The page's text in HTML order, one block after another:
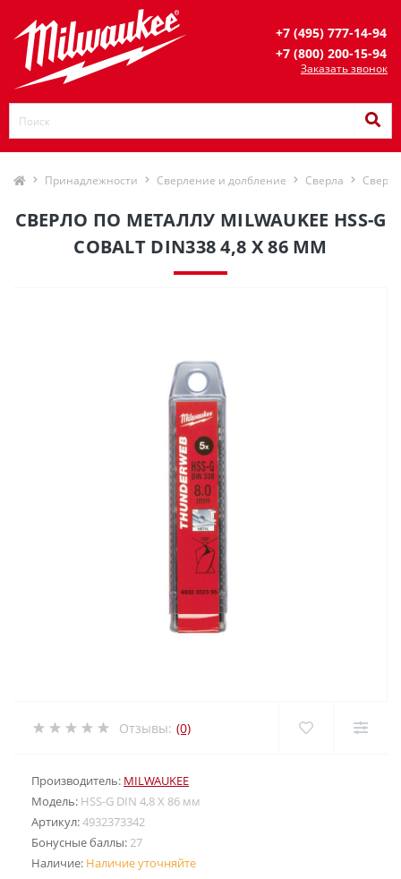
+7 (495) 777-14-94
+7 (800) 200-15-94
Заказать звонок
Принадлежности Сверление и долбление Сверла
СВЕРЛО ПО МЕТАЛЛУ MILWAUKEE HSS-G
COBALT DIN338 4,8 X 86 ММ
Отзывы: (0)
Производитель: MILWAUKEE
Модель: HSS-G DIN 4,8 X 86 мм
Артикул:4932373342
Бонусные баллы:27
Наличие: Наличие уточняйте